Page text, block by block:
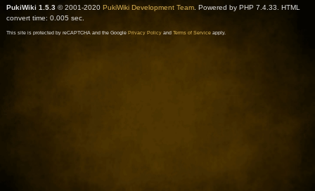
PukiWiki 1.5.3© 2001-2020 PukiWiki Development Team. Powered by PHP 7.4.33. HTML
convert time: 0.005 sec.
This site is protected by reCAPTCHA and the Google Privacy Policyand Terms of Serviceapply.